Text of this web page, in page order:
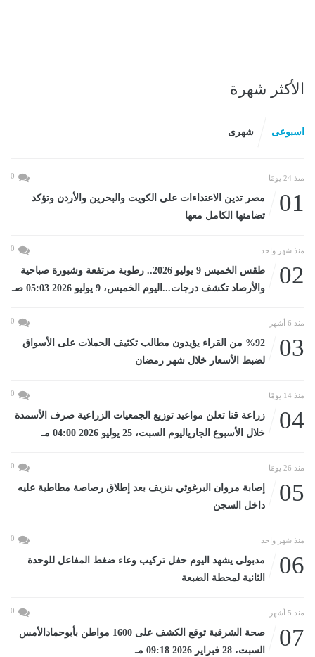
الأكثر شهرة
اسبوعى شهرى
منذ 24 يومًا 0
01
مصر تدين الاعتداءات على الكويت والبحرين والأردن وتؤكد
تضامنها الكامل معها
منذ شهر واحد 0
02
طقس الخميس 9 يوليو 2026.. رطوبة مرتفعة وشبورة صباحية
والأرصاد تكشف درجات...اليوم الخميس، 9 يوليو 2026 05:03 صـ
منذ 6 أشهر 0
03
%92 من القراء يؤيدون مطالب تكثيف الحملات على الأسواق
لضبط الأسعار خلال شهر رمضان
منذ 14 يومًا 0
04
زراعة قنا تعلن مواعيد توزيع الجمعيات الزراعية صرف الأسمدة
خلال الأسبوع الجارياليوم السبت، 25 يوليو 2026 04:00 مـ
منذ 26 يومًا 0
05
إصابة مروان البرغوثي بنزيف بعد إطلاق رصاصة مطاطية عليه
داخل السجن
منذ شهر واحد 0
06
مدبولى يشهد اليوم حفل تركيب وعاء ضغط المفاعل للوحدة
الثانية لمحطة الضبعة
منذ 5 أشهر 0
07
صحة الشرقية توقع الكشف على 1600 مواطن بأبوحمادالأمس
السبت، 28 فبراير 2026 09:18 مـ